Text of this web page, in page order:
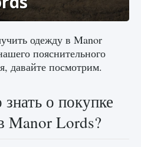
«Идет
начать
2 511 0 0
одежду в Manor
пояснительного
давайте посмотрим.
о покупке
Manor Lords?